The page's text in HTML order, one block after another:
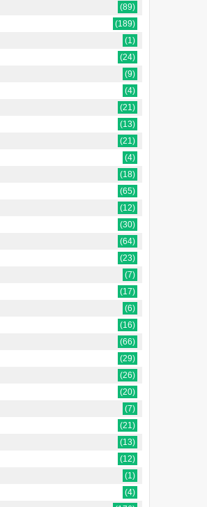
(89)
(189)
(1)
(24)
(9)
(4)
(21)
(13)
(21)
(4)
(18)
(65)
(12)
(30)
(64)
(23)
(7)
(17)
(6)
(16)
(66)
(29)
(26)
(20)
(7)
(21)
(13)
(12)
(1)
(4)